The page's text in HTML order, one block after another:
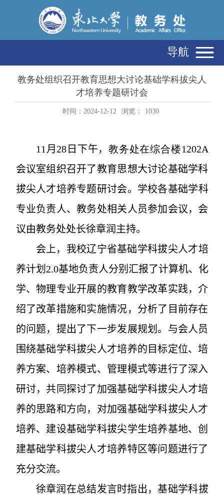
导航
教务处组织召开教育思想大讨论基础学科拔尖人
才培养专题研讨会
时间：2024-12-12 浏览： 1030
11 月 28 日下午，教务处在综合楼1202A
会议室组织召开了教育思想大讨论基础学科
拔尖人才培养专题研讨会。 学校各基础学科
专业负责人、教务处相关人员参加会议，会
议由教务处处长徐章润主持。
会上，我校辽宁省基础学科拔尖人才培
养计划 2.0基地负责人分别汇报了计算机、化
学、物理专业开展的教育教学改革实践，介
绍了改革措施和实施情况，分析了目前存在
的问题，提出了下一步发展规划。与会人员
围绕基础学科拔尖人才培养的目标定位、培
养方案、培养模式、管理模式等进行了深入
研讨，共同探讨了加强基础学科拔尖人才培
养的思路和方向，对加强基础学科拔尖人才
培养、建设基础学科拔尖学生培养基地、创
建基础学科拔尖人才培养特区等问题进行了
充分交流。
徐章润在总结发言时指出，基础学科拔